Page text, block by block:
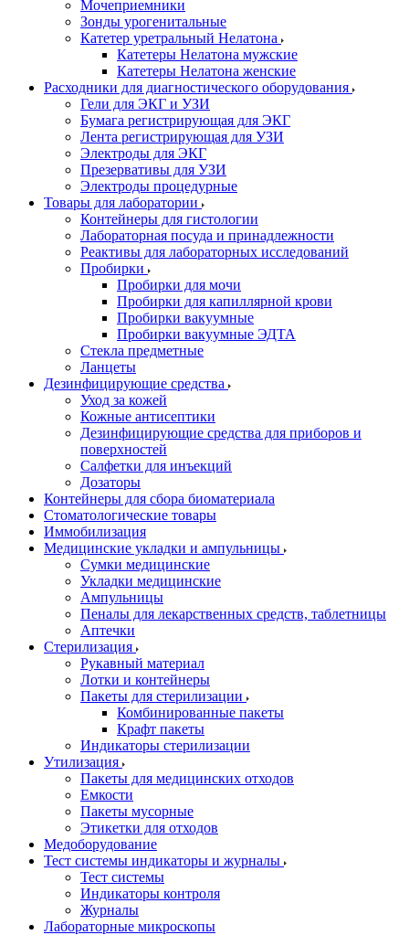
Мочеприемники
Зонды урогенитальные
Катетер уретральный Нелатона
Катетеры Нелатона мужские
Катетеры Нелатона женские
Расходники для диагностического оборудования
Гели для ЭКГ и УЗИ
Бумага регистрирующая для ЭКГ
Лента регистрирующая для УЗИ
Электроды для ЭКГ
Презервативы для УЗИ
Электроды процедурные
Товары для лаборатории
Контейнеры для гистологии
Лабораторная посуда и принадлежности
Реактивы для лабораторных исследований
Пробирки
Пробирки для мочи
Пробирки для капиллярной крови
Пробирки вакуумные
Пробирки вакуумные ЭДТА
Стекла предметные
Ланцеты
Дезинфицирующие средства
Уход за кожей
Кожные антисептики
Дезинфицирующие средства для приборов и
поверхностей
Салфетки для инъекций
Дозаторы
Контейнеры для сбора биоматериала
Стоматологические товары
Иммобилизация
Медицинские укладки и ампульницы
Сумки медицинские
Укладки медицинские
Ампульницы
Пеналы для лекарственных средств, таблетницы
Аптечки
Стерилизация
Рукавный материал
Лотки и контейнеры
Пакеты для стерилизации
Комбинированные пакеты
Крафт пакеты
Индикаторы стерилизации
Утилизация
Пакеты для медицинских отходов
Емкости
Пакеты мусорные
Этикетки для отходов
Медоборудование
Тест системы индикаторы и журналы
Тест системы
Индикаторы контроля
Журналы
Лабораторные микроскопы